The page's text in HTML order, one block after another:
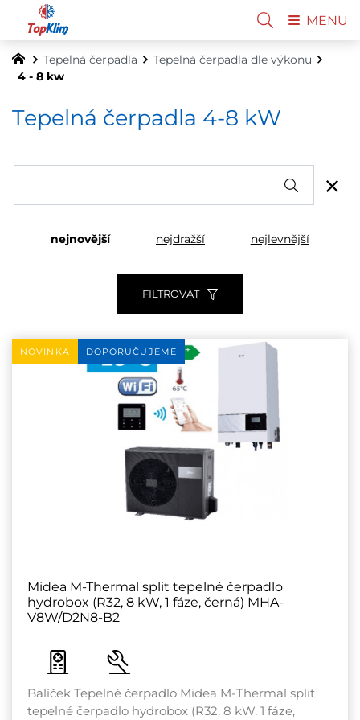
Tepelná čerpadla
Tepelná čerpadla dle výkonu
4 - 8 kw
Tepelná čerpadla 4-8 kW
FILTROVAT
nejnovější nejdražší nejlevnější
NOVINKA DOPORUČUJEME
Midea M-Thermal split tepelné čerpadlo
hydrobox (R32, 8 kW, 1 fáze, černá) MHA-
V8W/D2N8-B2
Balíček Tepelné čerpadlo Midea M-Thermal split
tepelné čerpadlo hydrobox (R32, 8 kW, 1 fáze,
MENU